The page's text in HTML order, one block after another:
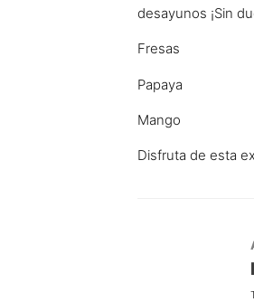
desayunos ¡Sin
Fresas
Papaya
Mango
Disfruta de esta